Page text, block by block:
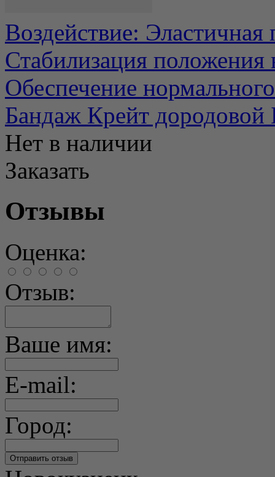
Воздействие:
Стабилизация положения
Обеспечение
Бандаж Крейт
Нет в наличии
Заказать
Отзывы
Оценка:
Отзыв:
Ваше имя:
E-mail:
Город: